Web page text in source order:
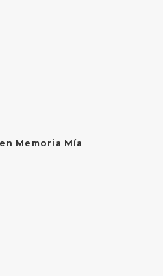
Memoria Mía